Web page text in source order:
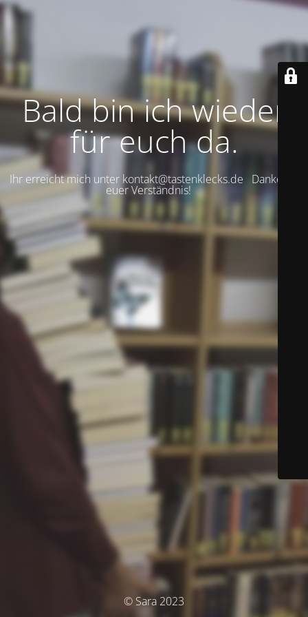
Bald bin ich wieder
für euch da.
Ihr erreicht mich unter kontakt@tastenklecks.de Danke für
euer Verständnis!
© Sara 2023